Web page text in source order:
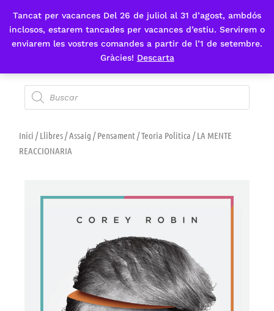
Tancat per vacances Del 26 de juliol al 31 d’agost, ambdós
inclosos, estarem tancades per vacances d’estiu. Servirem o
enviarem les vostres comandes a partir de l’1 de setembre.
Gràcies! Descarta
Fes-te'n sòcia
Inici /Llibres/Assaig /Pensament/Teoria Politica / LA MENTE
REACCIONARIA